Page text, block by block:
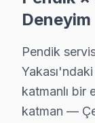
Pendik'da
Yayalar
Pendik'da
Pendik
Deneyim
Pendik
katmanlı bir
katman —